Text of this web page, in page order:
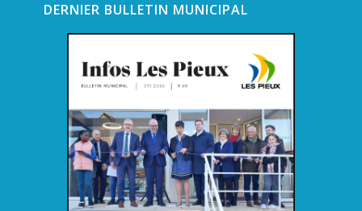
DERNIER BULLETIN MUNICIPAL